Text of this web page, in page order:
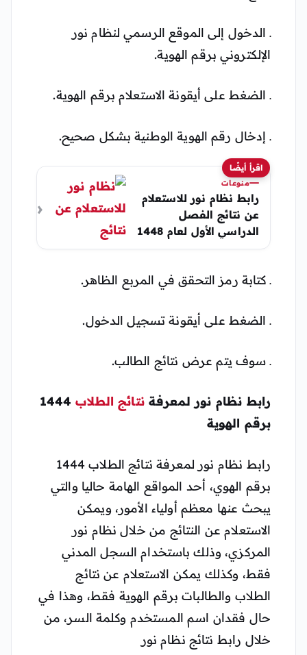
ـ الدخول إلى الموقع الرسمي لنظام نور
الإلكتروني برقم الهوية.
ـ الضغط على أيقونة الاستعلام برقم الهوية.
ـ إدخال رقم الهوية الوطنية بشكل صحيح.
اقرأ أيضًا
منوعات
رابط نظام نور للاستعلام
عن نتائج الفصل
الدراسي الأول لعام 1448
خطوات الوصول بكل
ـ كتابة رمز التحقق في المربع الظاهر.
ـ الضغط على أيقونة تسجيل الدخول.
ـ سوف يتم عرض نتائج الطالب.
رابط نظام نور لمعرفةنتائج الطلاب 1444
برقم الهوية
رابط نظام نور لمعرفة نتائج الطلاب 1444
برقم الهوي، أحد المواقع الهامة حاليا والتي
يبحث عنها معظم أولياء الأمور، ويمكن
الاستعلام عن النتائج من خلال نظام نور
المركزي، وذلك باستخدام السجل المدني
فقط، وكذلك يمكن الاستعلام عن نتائج
الطلاب والطالبات برقم الهوية فقط، وهذا في
حال فقدان اسم المستخدم وكلمة السر، من
خلال رابط نتائج نظام نور